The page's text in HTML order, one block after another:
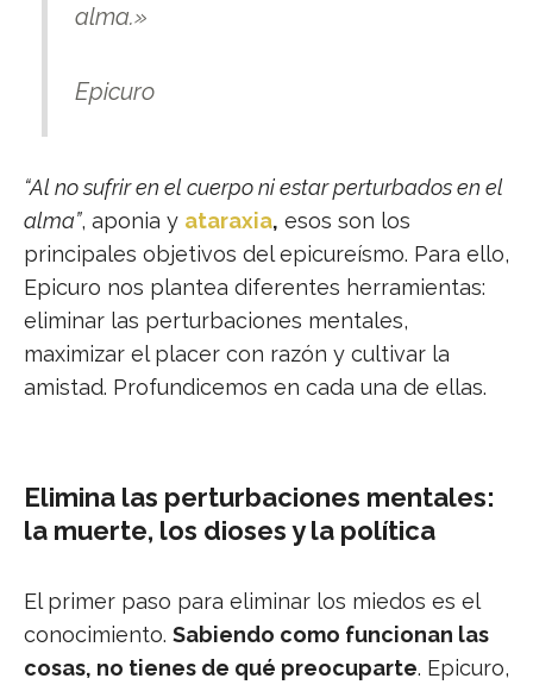
alma.»
Epicuro
“Al no sufrir en el cuerpo ni estar perturbados en el
alma”, aponia y ataraxia, esos son los
principales objetivos del epicureísmo. Para ello,
Epicuro nos plantea diferentes herramientas:
eliminar las perturbaciones mentales,
maximizar el placer con razón y cultivar la
amistad. Profundicemos en cada una de ellas.
Elimina las perturbaciones mentales:
la muerte, los dioses y la política
El primer paso para eliminar los miedos es el
conocimiento. Sabiendo como funcionan las
cosas, no tienes de qué preocuparte. Epicuro,